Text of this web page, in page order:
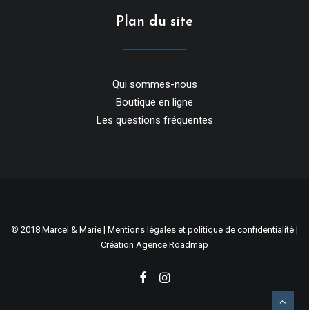
Plan du site
Qui sommes-nous
Boutique en ligne
Les questions fréquentes
© 2018 Marcel & Marie | Mentions légales et politique de confidentialité |
Création Agence Roadmap